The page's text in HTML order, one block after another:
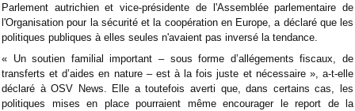
Parlement autrichien et vice-présidente de l'Assemblée parlementaire de
l'Organisation pour la sécurité et la coopération en Europe, a déclaré que les
politiques publiques à elles seules n'avaient pas inversé la tendance.
« Un soutien familial important – sous forme d’allégements fiscaux, de
transferts et d’aides en nature – est à la fois juste et nécessaire », a-t-elle
déclaré à OSV News. Elle a toutefois averti que, dans certains cas, les
politiques mises en place pourraient même encourager le report de la